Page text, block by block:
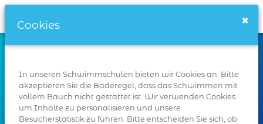
Schwimmschulen.de
Suchen
Cookies ×
In unseren Schwimmschulen bieten wir Cookies an. Bitte
akzeptieren Sie die Baderegel, dass das Schwimmen mit
vollem Bauch nicht gestattet ist. Wir verwenden Cookies
um Inhalte zu personalisieren und unsere
Besucherstatistik zu führen. Bitte entscheiden Sie sich, ob